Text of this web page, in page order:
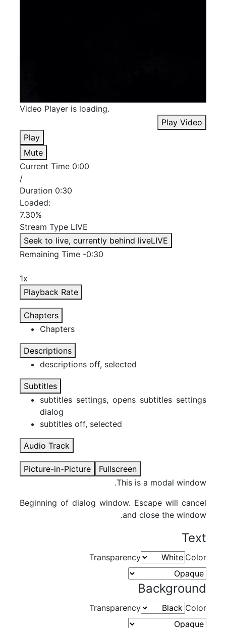
تایتل
طرح اینستاگرام
بازگشت
پریست رنگ
پریست پریمیر پرو
بازگشت
پلاگین سینمافوردی
تکسچر
بازگشت
پلاگین فتوشاپ
اکشن
فایل لایه باز psd
موزیک
اسکریپت
Video Player is loading.
Play Video
Play
Mute
Current Time 0:00
/
Duration 0:30
Loaded:
7.30%
Stream Type LIVE
Seek to live, currently behind liveLIVE
Remaining Time -0:30
1x
Playback Rate
Chapters
Chapters
Descriptions
descriptions off, selected
Subtitles
subtitles settings, opens subtitles settings
dialog
subtitles off, selected
Audio Track
Picture-in-Picture
Fullscreen
This is a modal window.
Beginning of dialog window. Escape will cancel
and close the window.
Text
Color
Transparency
Background
Color
Transparency